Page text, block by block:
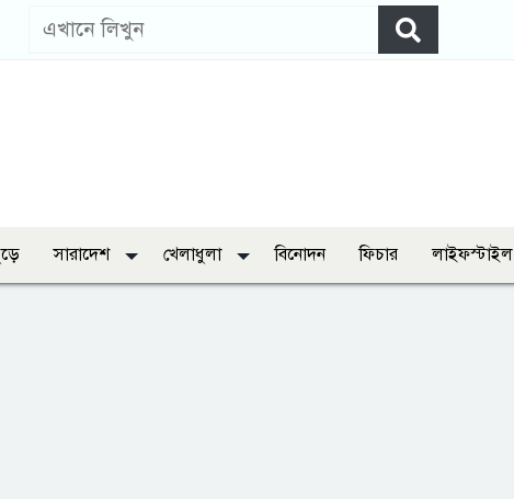
সারাদেশ খেলাধুলা বিনোদন ফিচার লাইফস্টাইল